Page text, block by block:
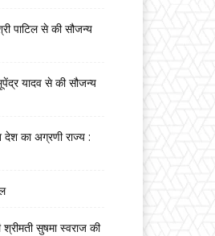
पाटिल से की सौजन्य
यादव से की सौजन्य
का अग्रणी राज्य :
सुषमा स्वराज की